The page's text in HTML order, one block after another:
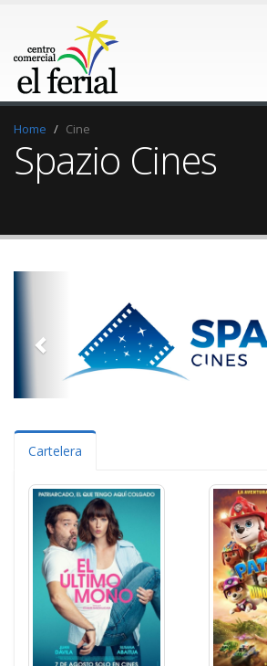
Home Cine
Spazio Cines
Cartelera